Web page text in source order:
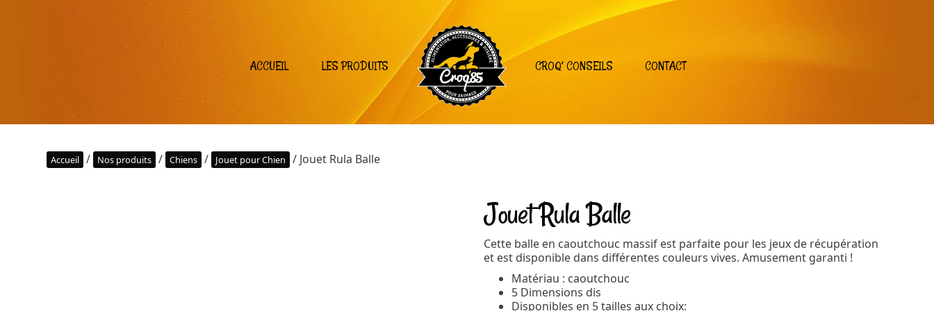
ACCUEIL LES PRODUITS CROQ’ CONSEILS CONTACT
Accueil / Nos produits / Chiens / Jouet pour Chien / Jouet Rula Balle
Jouet Rula Balle
Cette balle en caoutchouc massif est parfaite pour les jeux de récupération
et est disponible dans différentes couleurs vives. Amusement garanti !
Matériau : caoutchouc
5 Dimensions dis
Disponibles en 5 tailles aux choix: